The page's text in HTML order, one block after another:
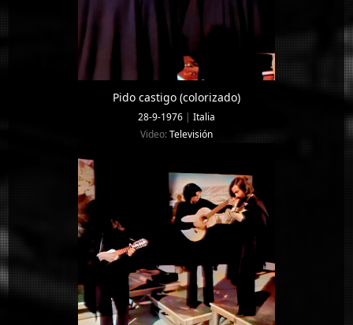
Pido castigo (colorizado)
28-9-1976 | Italia
Video:Televisión